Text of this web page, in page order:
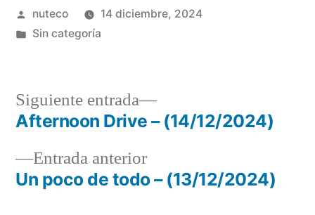
Publicada
por
nuteco
14 diciembre, 2024
Publicada
Sin categoría
Navegación
de
entradas
Entrada anteriorEntrada
anterior:
Un poco de todo – (13/12/2024)
Siguiente entrada
Siguiente
entrada:
Afternoon Drive – (14/12/2024)